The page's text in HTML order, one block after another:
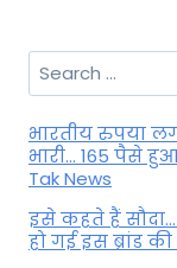
Search
for:
भारतीय रुपया
भारी... 165 पैसे
Tak News
इसे कहते हैं
हो गई इस ब्रांड